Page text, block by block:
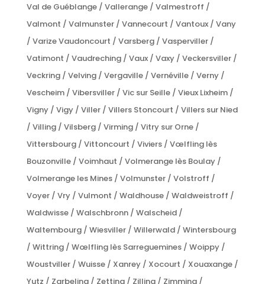
Val de Guéblange / Vallerange / Valmestroff /
Valmont / Valmunster / Vannecourt / Vantoux / Vany
/ Varize Vaudoncourt / Varsberg / Vasperviller /
Vatimont / Vaudreching / Vaux / Vaxy / Veckersviller /
Veckring / Velving / Vergaville / Vernéville / Verny /
Vescheim / Vibersviller / Vic sur Seille / Vieux Lixheim /
Vigny / Vigy / Viller / Villers Stoncourt / Villers sur Nied
/ Villing / Vilsberg / Virming / Vitry sur Orne /
Vittersbourg / Vittoncourt / Viviers / Vœlfling lès
Bouzonville / Voimhaut / Volmerange lès Boulay /
Volmerange les Mines / Volmunster / Volstroff /
Voyer / Vry / Vulmont / Waldhouse / Waldweistroff /
Waldwisse / Walschbronn / Walscheid /
Waltembourg / Wiesviller / Willerwald / Wintersbourg
/ Wittring / Wœlfling lès Sarreguemines / Woippy /
Woustviller / Wuisse / Xanrey / Xocourt / Xouaxange /
Yutz / Zarbeling / Zetting / Zilling / Zimming /